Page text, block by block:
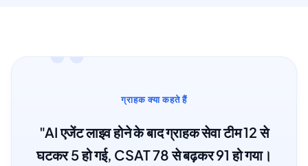
ग्राहक क्या कहते हैं
"AI एजेंट लाइव होने के बाद ग्राहक सेवा टीम 12 से
घटकर 5 हो गई, CSAT 78 से बढ़कर 91 हो गया।